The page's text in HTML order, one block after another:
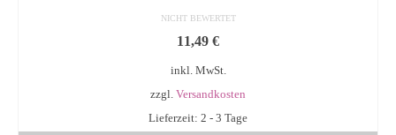
NICHT BEWERTET
11,49 €
inkl. MwSt.
zzgl. Versandkosten
Lieferzeit: 2 - 3 Tage